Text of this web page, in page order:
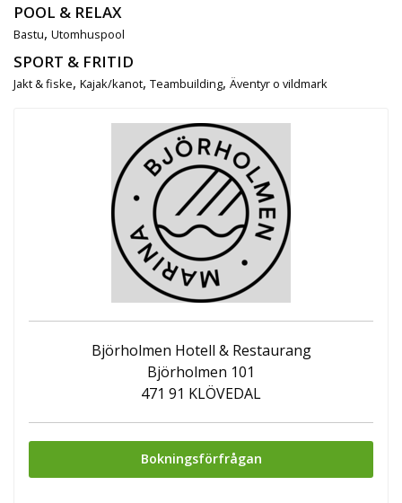
POOL & RELAX
Bastu, Utomhuspool
SPORT & FRITID
Jakt & fiske, Kajak/kanot, Teambuilding, Äventyr o vildmark
Björholmen Hotell & Restaurang
Björholmen 101
471 91 KLÖVEDAL
Bokningsförfrågan